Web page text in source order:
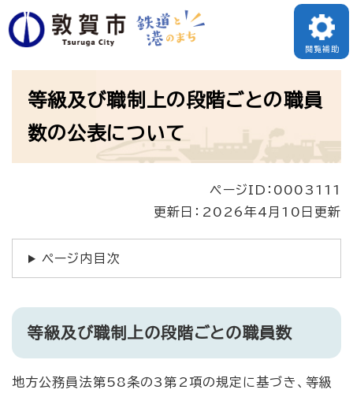
ペ
ー
で
閲覧補助
等級及び職制上の段階ごとの職員
数の公表について
ページID：0003111
更新日：2026年4月10日更新
ページ内目次
等級及び職制上の段階ごとの職員数
地方公務員法第58条の3第2項の規定に基づき、等級